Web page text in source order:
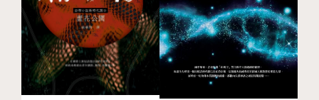
然而上門的客人，不全為文具而來。想對代替雙親養育
自己的外婆道聲感謝的青年、必須在今天寫好辭呈但遲
遲無法下筆的酒店公關、即將畢業卻還未能傳達三年暗
戀心意的高中生、要實現前妻遺願在告別式獻上悼詞的
花心男⋯⋯